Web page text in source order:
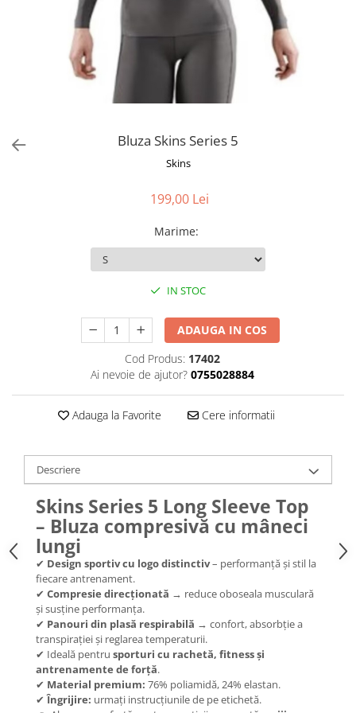
Bluza Skins Series 5
Skins
199,00 Lei
Marime:
IN STOC
ADAUGA IN COS
Cod Produs: 17402
Ai nevoie de ajutor? 0755028884
Adauga la Favorite Cere informatii
Descriere
Skins Series 5 Long Sleeve Top
– Bluza compresivă cu mâneci
lungi
✔ Design sportiv cu logo distinctiv– performanță și stil la
fiecare antrenament.
✔ Compresie direcționată → reduce oboseala musculară
și susține performanța.
✔ Panouri din plasă respirabilă → confort, absorbție a
transpirației și reglarea temperaturii.
✔ Ideală pentru sporturi cu rachetă, fitness și
antrenamente de forță.
✔ Material premium: 76% poliamidă, 24% elastan.
✔Îngrijire: urmați instrucțiunile de pe etichetă.